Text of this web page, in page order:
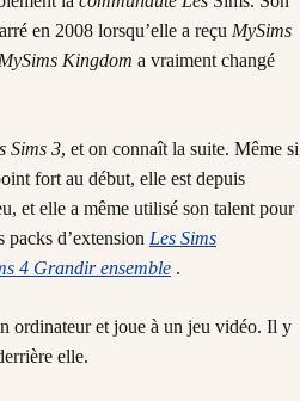
en 2008 lorsqu’elle a reçu MySims
MySims Kingdom a vraiment changé
Sims 3, et on connaît la suite. Même si
fort au début, elle est depuis
et elle a même utilisé son talent pour
packs d’extension Les Sims
4 Grandir ensemble .